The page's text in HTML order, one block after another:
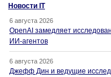
Новости IT
6 августа 2026
OpenAI замедляет
ИИ-агентов
6 августа 2026
Джефф Дин и ведущие